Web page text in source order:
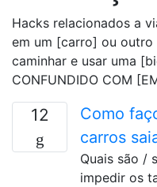
Hacks relacionados a
em um [carro] ou outro
caminhar e usar uma
CONFUNDIDO COM
12
Como
carros
Quais são /
impedir os